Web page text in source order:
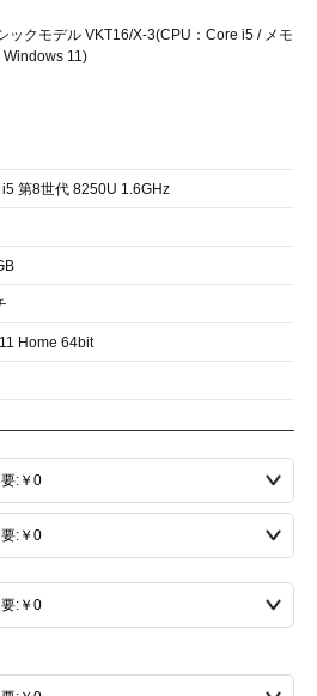
ックモデル VKT16/X-3(CPU：Core i5 / メモ
Windows 11)
i5 第8世代 8250U 1.6GHz
Home 64bit